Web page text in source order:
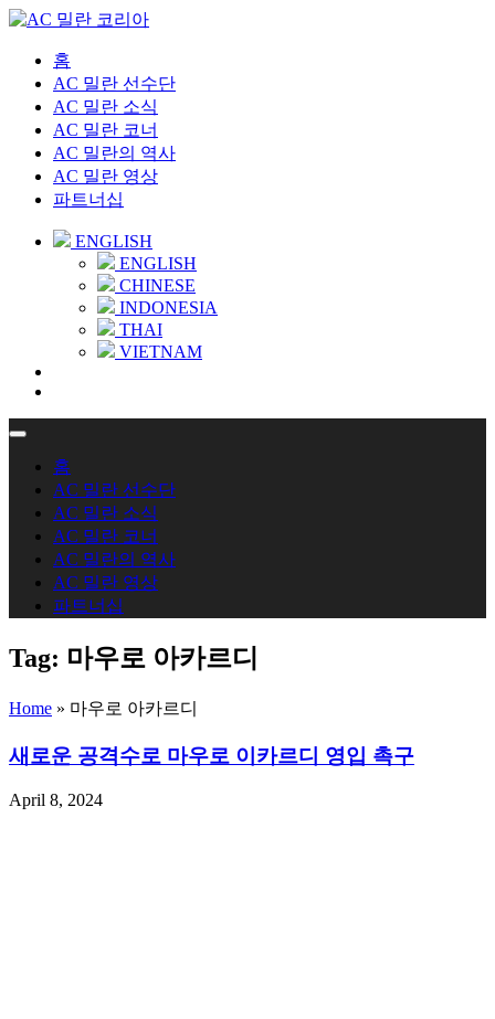
홈
AC 밀란 선수단
AC 밀란 소식
AC 밀란 코너
AC 밀란의 역사
AC 밀란 영상
파트너십
ENGLISH
ENGLISH
CHINESE
INDONESIA
THAI
VIETNAM
홈
AC 밀란 선수단
AC 밀란 소식
AC 밀란 코너
AC 밀란의 역사
AC 밀란 영상
파트너십
Tag: 마우로 아카르디
Home » 마우로 아카르디
새로운 공격수로 마우로 이카르디 영입 촉구
April 8, 2024